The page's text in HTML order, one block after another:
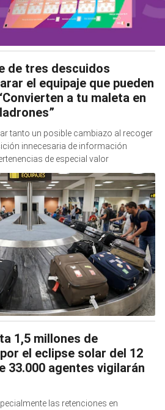
de tres descuidos
el equipaje que pueden
a tu maleta en
tanto un posible cambiazo al recoger
innecesaria de información
de especial valor
1,5 millones de
el eclipse solar del 12
33.000 agentes vigilarán
las retenciones en